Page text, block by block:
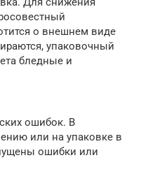
о внешнем виде
упаковочный
бледные и
ошибок. В
или на упаковке в
ошибки или